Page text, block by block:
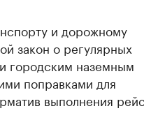
и дорожному
закон о регулярных
городским наземным
поправками для
выполнения